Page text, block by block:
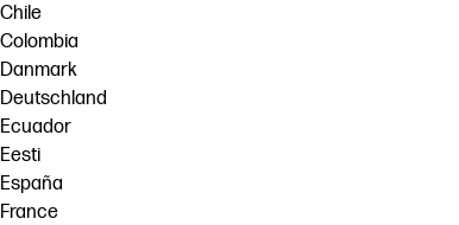
Chile
Colombia
Danmark
Deutschland
Ecuador
Eesti
España
France